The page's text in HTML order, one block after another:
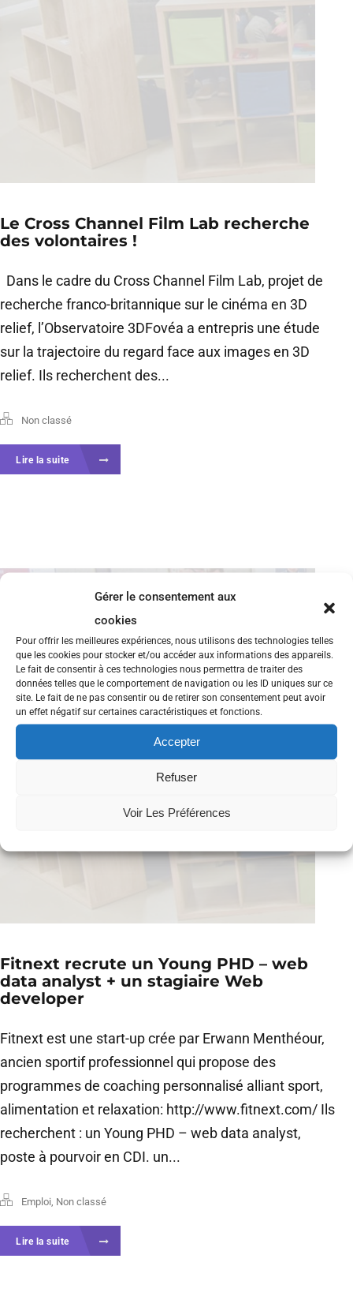
Gérer le consentement aux
cookies
Pour offrir les meilleures expériences, nous utilisons des technologies telles
que les cookies pour stocker et/ou accéder aux informations des appareils.
Le fait de consentir à ces technologies nous permettra de traiter des
données telles que le comportement de navigation ou les ID uniques sur ce
site. Le fait de ne pas consentir ou de retirer son consentement peut avoir
un effet négatif sur certaines caractéristiques et fonctions.
Accepter
Refuser
Voir Les Préférences
Le Cross Channel Film Lab recherche
des volontaires !
Dans le cadre du Cross Channel Film Lab, projet de
recherche franco-britannique sur le cinéma en 3D
relief, l’Observatoire 3DFovéa a entrepris une étude
sur la trajectoire du regard face aux images en 3D
relief. Ils recherchent des...
Non classé
Lire la suite
Fitnext recrute un Young PHD – web
data analyst + un stagiaire Web
developer
Fitnext est une start-up crée par Erwann Menthéour,
ancien sportif professionnel qui propose des
programmes de coaching personnalisé alliant sport,
alimentation et relaxation: http://www.fitnext.com/ Ils
recherchent : un Young PHD – web data analyst,
poste à pourvoir en CDI. un...
Emploi Non classé
Lire la suite